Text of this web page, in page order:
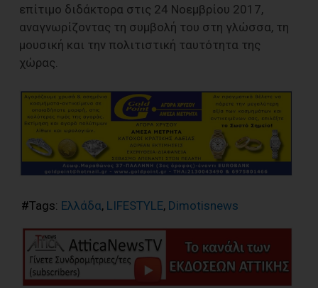
επίτιμο διδάκτορα στις 24 Νοεμβρίου 2017,
αναγνωρίζοντας τη συμβολή του στη γλώσσα, τη
μουσική και την πολιτιστική ταυτότητα της
χώρας.
#Tags: Ελλάδα, LIFESTYLE, Dimotisnews